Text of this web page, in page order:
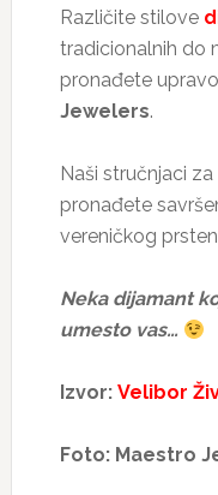
Različite stilove
tradicionalnih do
pronađete
Jewelers.
Naši stručnjaci
pronađete
vereničkog
Neka dijamant
umesto vas…
Izvor: Velibor
Foto: Maestro